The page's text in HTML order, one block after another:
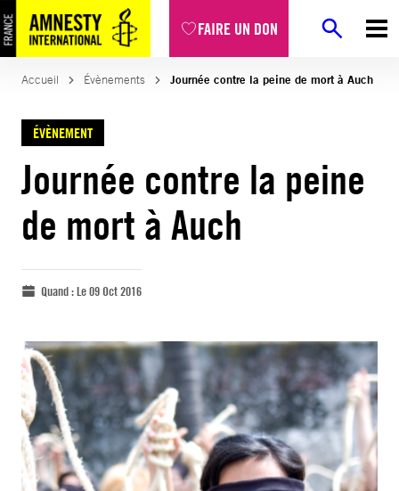
FAIRE UN DON
Accueil Évènements Journée contre la peine de mort à Auch
ÉVÈNEMENT
Journée contre la peine
de mort à Auch
Quand :Le 09 Oct 2016